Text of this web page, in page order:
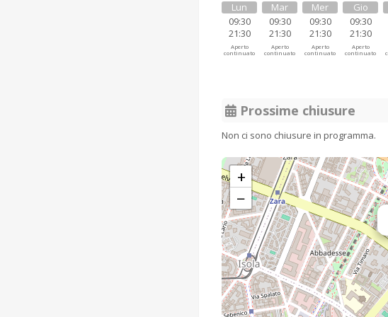
Lun
09:30
21:30
Aperto
continuato
Mar
09:30
21:30
Aperto
continuato
Mer
09:30
21:30
Aperto
continuato
Gio
09:30
21:30
Aperto
continuato
Prossime chiusure
Non ci sono chiusure in programma.
+
−